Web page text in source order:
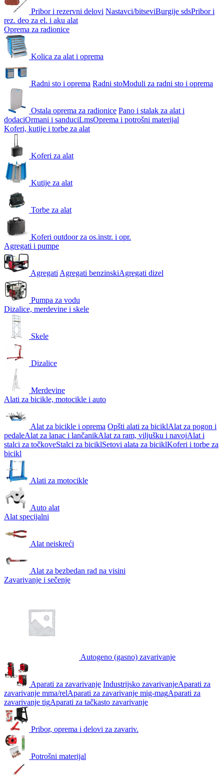
Pribor i rezervni delovi Nastavci/bitseviBurgije sdsPribor i
rez. deo za el. i aku alat
Oprema za radionice
Kolica za alat i oprema
Radni sto i oprema Radni stoModuli za radni sto i oprema
Ostala oprema za radionice Pano i stalak za alat i
dodaciOrmani i sanduciLmsOprema i potrošni materijal
Koferi, kutije i torbe za alat
Koferi za alat
Kutije za alat
Torbe za alat
Koferi outdoor za os.instr. i opr.
Agregati i pumpe
Agregati Agregati benzinskiAgregati dizel
Pumpa za vodu
Dizalice, merdevine i skele
Skele
Dizalice
Merdevine
Alati za bicikle, motocikle i auto
Alat za bicikle i oprema Opšti alati za biciklAlat za pogon i
pedaleAlat za lanac i lančanikAlat za ram, viljušku i navojAlat i
stalci za točkoveStalci za biciklSetovi alata za biciklKoferi i torbe za
bicikl
Alati za motocikle
Auto alat
Alat specijalni
Alat neiskreći
Alat za bezbedan rad na visini
Zavarivanje i sečenje
Autogeno (gasno) zavarivanje
Aparati za zavarivanje Industrijsko zavarivanjeAparati za
zavarivanje mma/relAparati za zavarivanje mig-magAparati za
zavarivanje tigAparati za tačkasto zavarivanje
Pribor, oprema i delovi za zavariv.
Potrošni materijal